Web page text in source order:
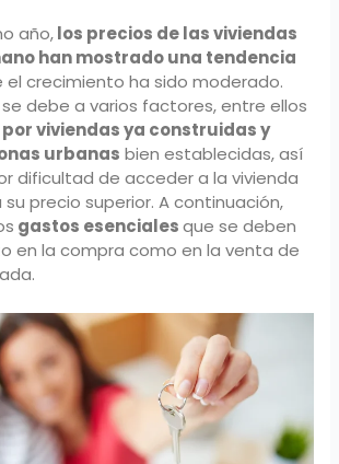
año,los precios de las viviendas
han mostrado una tendencia
el crecimiento ha sido moderado.
debe a varios factores, entre ellos
viviendas ya construidas y
urbanas bien establecidas, así
dificultad de acceder a la vivienda
precio superior. A continuación,
gastos esencialesque se deben
en la compra como en la venta de